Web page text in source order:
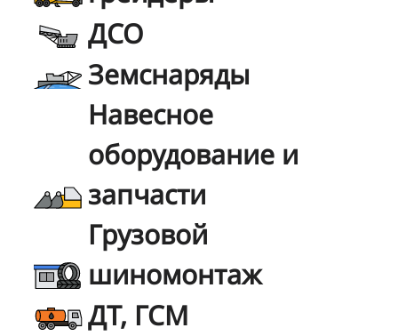
ДСО
Земснаряды
Навесное
оборудование и
запчасти
Грузовой
шиномонтаж
ДТ, ГСМ